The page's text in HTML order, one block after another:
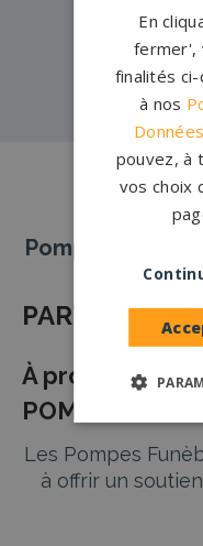
Pompes
Pompes
PARTENAIRE
À propos de
POMPES
Les Pompes
à offrir un
En
fermer',
finalités
à nos
pouvez, à
vos choix